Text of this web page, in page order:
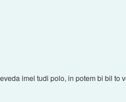
imel tudi polo, in potem bi bil to